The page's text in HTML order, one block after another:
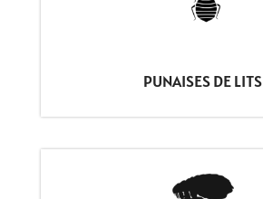
PUNAISES DE LITS